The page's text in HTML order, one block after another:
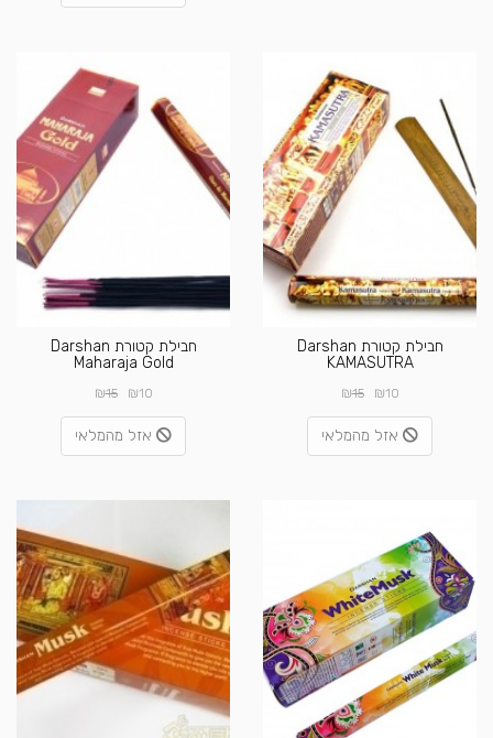
חבילת קטורת Darshan
KAMASUTRA
₪10
₪15
אזל מהמלאי
חבילת קטורת Darshan
Maharaja Gold
₪10
₪15
אזל מהמלאי